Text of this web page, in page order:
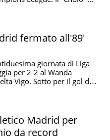
fermato all'89'
giornata di Liga
per 2-2 al Wanda
Vigo. Sotto per il gol di
Madrid per
da record